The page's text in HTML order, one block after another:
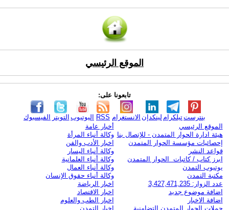
الموقع الرئيسي
تابعونا على:
الفيسبوك التويتر اليوتيوب RSS الانستغرام لينكدإن تيلكرامبنترست
الموقع الرئيسي
هيئة ادارة الحوار المتمدن - للإتصال بنا
إحصائيات مؤسسة الحوار المتمدن
قواعد النشر
ابرز كتاب / كاتبات الحوار المتمدن
يوتيوب التمدن
مكتبة التمدن
عدد الزوار: 3,427,471,235
اضافة موضوع جديد
اضافة الاخبار
حملات الحوار المتمدن التضامنية
أخبار عامة
وكالة أنباء المرأة
اخبار الأدب والفن
وكالة أنباء اليسار
وكالة أنباء العلمانية
وكالة أنباء العمال
وكالة أنباء حقوق الإنسان
اخبار الرياضة
اخبار الاقتصاد
اخبار الطب والعلوم
اخبار التمدن